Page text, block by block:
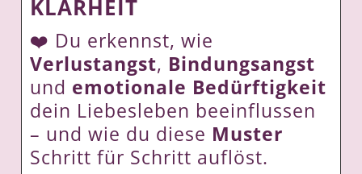
KLARHEIT
❤️ Du erkennst, wie
Verlustangst, Bindungsangst
und emotionale Bedürftigkeit
dein Liebesleben beeinflussen
– und wie du diese Muster
Schritt für Schritt auflöst.